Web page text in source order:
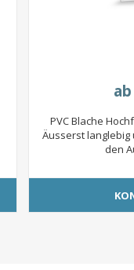
ab
PVC Blache
Äusserst
den